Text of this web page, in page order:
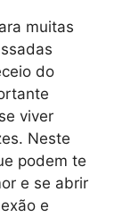
muitas
do
viver
Neste
podem te
e se abrir
e